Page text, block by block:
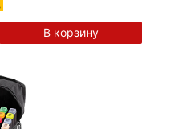
В корзину